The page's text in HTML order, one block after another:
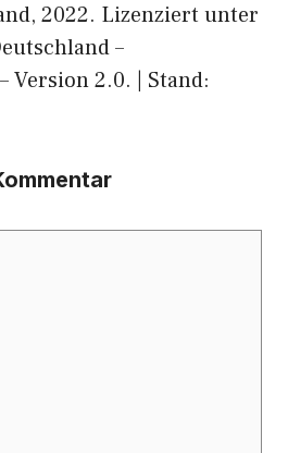
2022. Lizenziert unter
–
Version 2.0. | Stand: